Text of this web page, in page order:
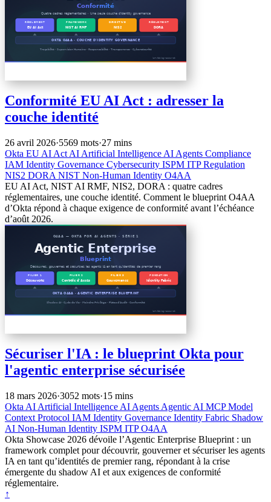
Conformité EU AI Act : adresser la
couche identité
26 avril 2026·5569 mots·27 mins
Okta EU AI Act AI Artificial Intelligence AI Agents Compliance
IAM Identity Governance Cybersecurity ISPM ITPRegulation
NIS2 DORA NIST Non-Human Identity O4AA
EU AI Act, NIST AI RMF, NIS2, DORA : quatre cadres
réglementaires, une couche identité. Comment le blueprint O4AA
d’Okta répond à chaque exigence de conformité avant l’échéance
d’août 2026.
Sécuriser l'IA : le blueprint Okta pour
l'agentic enterprise sécurisée
18 mars 2026·3052 mots·15 mins
Okta AI Artificial Intelligence AI Agents Agentic AI MCPModel
Context Protocol IAM Identity Governance Identity Fabric Shadow
AI Non-Human Identity ISPM ITPO4AA
Okta Showcase 2026 dévoile l’Agentic Enterprise Blueprint : un
framework complet pour découvrir, gouverner et sécuriser les agents
IA en tant qu’identités de premier rang, répondant à la crise
émergente du shadow AI et aux exigences de conformité
réglementaire.
↑